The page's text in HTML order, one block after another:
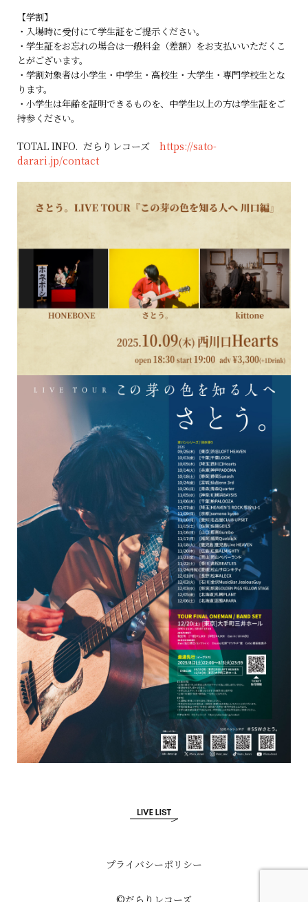
【学割】
・入場時に受付にて学生証をご提示ください。
・学生証をお忘れの場合は一般料金（差額）をお支払いいただくこ
とがございます。
・学割対象者は小学生・中学生・高校生・大学生・専門学校生とな
ります。
・小学生は年齢を証明できるものを、中学生以上の方は学生証をご
持参ください。
TOTAL INFO. だらりレコーズ https://sato-
darari.jp/contact
プライバシーポリシー